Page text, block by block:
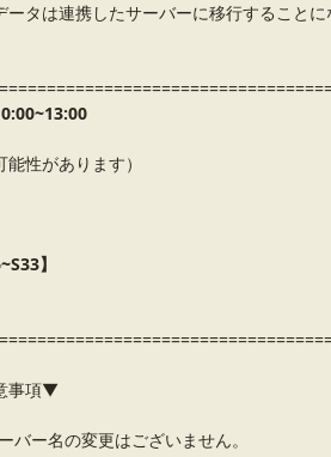
タは連携したサーバーに移行すること
性があります）
】
事項▼
ー名の変更はございません。